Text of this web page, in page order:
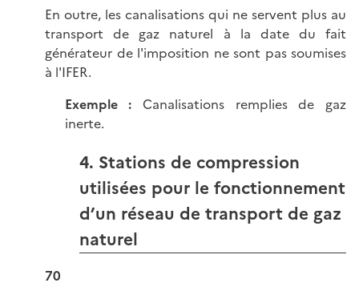
En outre, les canalisations qui ne servent plus au
transport de gaz naturel à la date du fait
générateur de l'imposition ne sont pas soumises
à l'IFER.
Exemple: Canalisations remplies de gaz
inerte.
4. Stations de compression
utilisées pour le fonctionnement
d’un réseau de transport de gaz
naturel
70